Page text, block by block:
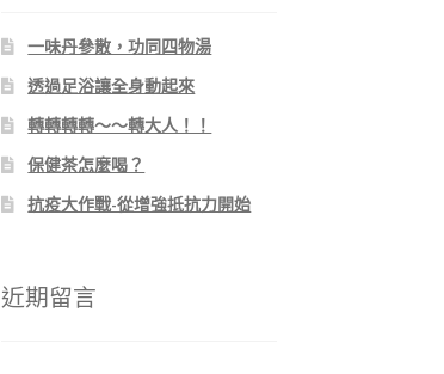
一味丹參散，功同四物湯
透過足浴讓全身動起來
轉轉轉轉～～轉大人！！
保健茶怎麼喝？
抗疫大作戰-從增強抵抗力開始
近期留言